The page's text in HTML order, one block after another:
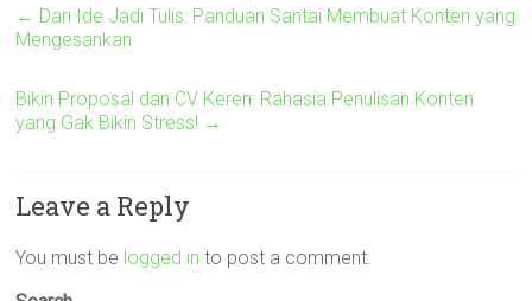
← Dari Ide Jadi Tulis: Panduan Santai Membuat Konten yang
Mengesankan
Bikin Proposal dan CV Keren: Rahasia Penulisan Konten
yang Gak Bikin Stress! →
Leave a Reply
You must be logged in to post a comment.